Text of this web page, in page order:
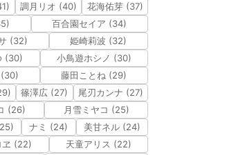
調月リオ (40)
花海佑芽 (37)
百合園セイア (34)
(32)
姫崎莉波 (32)
(30)
小鳥遊ホシノ (30)
藤田ことね (29)
篠澤広 (27)
尾刃カンナ (27)
(26)
月雪ミヤコ (25)
ナミ (24)
美甘ネル (24)
ヱ (22)
天童アリス (22)